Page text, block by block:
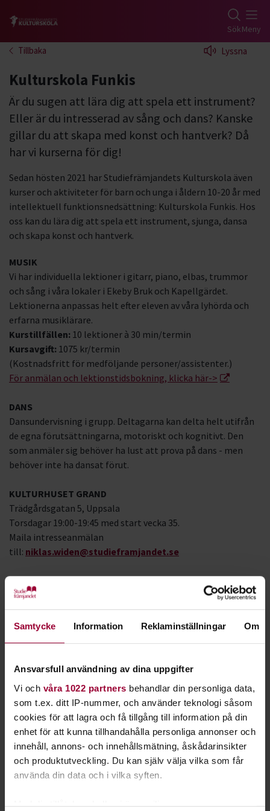
Samtycke Information Reklaminställningar Om
Ansvarsfull användning av dina uppgifter
Vi och våra 1022 partners behandlar din personliga data,
som t.ex. ditt IP-nummer, och använder teknologi såsom
cookies för att lagra och få tillgång till information på din
enhet för att kunna tillhandahålla personliga annonser och
innehåll, annons- och innehållsmätning, åskådarinsikter
och produktutveckling. Du kan själv välja vilka som får
använda din data och i vilka syften.
Gå till studiefrämjandets startsida SökMeny
Tillbaka Lyssna
Kulturskola Funkis
Är du sugen att lära dig att spela ett instrument?
Eller är du intresserad av sång och dans? Kanske
gillar du att skapa med konst och hantverk? Då
har vi kurserna för dig!
Sedan hösten 2021 har Studiefrämjandets Kulturskola även
kurser och aktiviteter för barn och unga i åldern 10-20 år med
intellektuell funktionsnedsättning: Kulturskola Funkis. Hos
oss kan du lära dig att spela ett instrument, sjunga, dansa
och skapa konst och hantverk.
MUSIK
Vi har individuella lektioner i gitarr, piano, elbas, trummor
och sång i våra lokaler i Ekeby Bruk och Kapellgärdet.
Lektionerna anpassas helt efter eleven av våra lyhörda och
erfarna musiklärare.
Kurstillfällen: 10 lektioner à 30 min/termin
Kursavgift: 1075 kr/termin
(Kostnadsfritt för medföljande personer/assistenter.)
För anmälan och lektionstidsbokning, klicka här->
DANS
Dansundervisning i grupp. Deltagarna kan delta helt utifrån
de egna förutsättningarna, motoriskt och kognitivt. Den
som anmäler sig behöver ha lust att prova på dans - men
behöver inte ha dansat förut.
KULTURHUSET GRAND
Trädgårdsgatan 5, Uppsala
Torsdagar 19:00-19:45 med start vecka 35.
Maila intresseanmälan
till: niklas.widen@studieframjandet.se
DESIGNLABBET - För barn och ungdomar från 13 år med
funktionsvariation och/eller kognitiv
funktionsnedsättning.
I Designlabbet Funkis träffas vi i Kulturhuset Grand på
och hantverk, men iett lugnare tempo och färre antal
deltagare.Aktiviteten är gratis för både deltagare och
medföljande personer/assistenter.Ingen föranmälan. Vi
rekommenderar Designlabbet Funkis om ditt barn har en
funktionsvariation som behöver mer uppmärksamhet, guidning
och tid.
Trädgårdsgatan 5, Uppsala